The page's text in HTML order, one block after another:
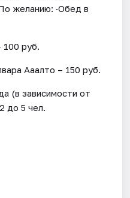
желанию: ·Обед в
100 руб.
Ааалто – 150 руб.
(в зависимости от
до 5 чел.